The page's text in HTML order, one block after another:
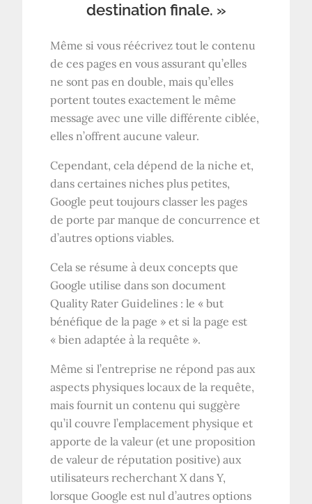
destination finale. »
Même si vous réécrivez tout le contenu
de ces pages en vous assurant qu’elles
ne sont pas en double, mais qu’elles
portent toutes exactement le même
message avec une ville différente ciblée,
elles n’offrent aucune valeur.
Cependant, cela dépend de la niche et,
dans certaines niches plus petites,
Google peut toujours classer les pages
de porte par manque de concurrence et
d’autres options viables.
Cela se résume à deux concepts que
Google utilise dans son document
Quality Rater Guidelines : le « but
bénéfique de la page » et si la page est
« bien adaptée à la requête ».
Même si l’entreprise ne répond pas aux
aspects physiques locaux de la requête,
mais fournit un contenu qui suggère
qu’il couvre l’emplacement physique et
apporte de la valeur (et une proposition
de valeur de réputation positive) aux
utilisateurs recherchant X dans Y,
lorsque Google est nul d’autres options